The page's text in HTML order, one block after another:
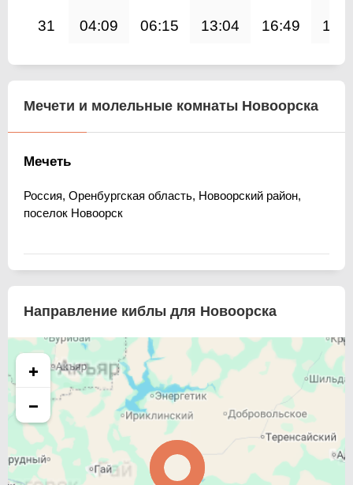
31 04:09 06:15 13:04 16:49
Мечети и молельные комнаты Новоорска
Мечеть
Россия, Оренбургская область, Новоорский район,
поселок Новоорск
Направление киблы для Новоорска
+
−